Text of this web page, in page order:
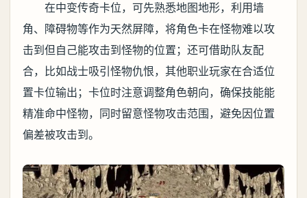
在中变传奇卡位，可先熟悉地图地形，利用墙
角、障碍物等作为天然屏障，将角色卡在怪物难以攻
击到但自己能攻击到怪物的位置；还可借助队友配
合，比如战士吸引怪物仇恨，其他职业玩家在合适位
置卡位输出；卡位时注意调整角色朝向，确保技能能
精准命中怪物，同时留意怪物攻击范围，避免因位置
偏差被攻击到。